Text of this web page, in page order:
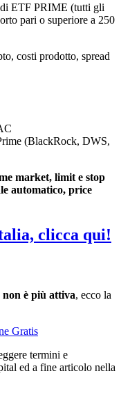
di ETF PRIME (tutti gli
pari o superiore a 250
costi prodotto, spread
(BlackRock, DWS,
market, limit e stop
automatico, price
clicca qui!
non è più attiva, ecco la
termini e
ed a fine articolo nella